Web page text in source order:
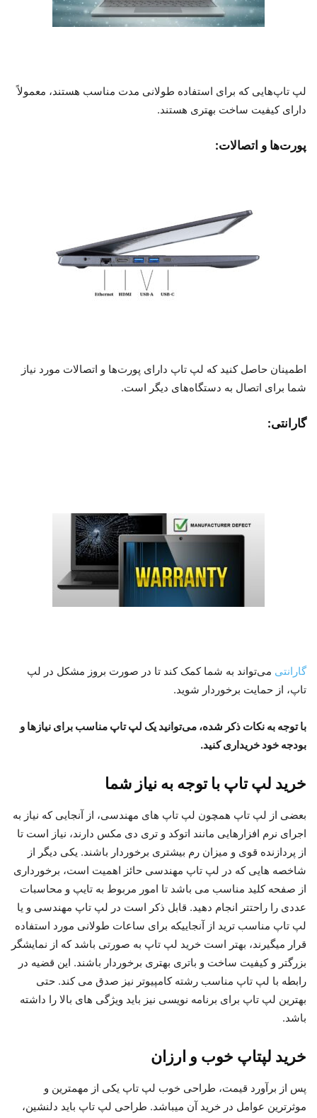
لپ تاپ‌هایی که برای استفاده طولانی مدت مناسب هستند، معمولاً
دارای کیفیت ساخت بهتری هستند.
پورت‌ها و اتصالات:
اطمینان حاصل کنید که لپ تاپ دارای پورت‌ها و اتصالات مورد نیاز
شما برای اتصال به دستگاه‌های دیگر است.
گارانتی:
گارانتی می‌تواند به شما کمک کند تا در صورت بروز مشکل در لپ
تاپ، از حمایت برخوردار شوید.
با توجه به نکات ذکر شده، می‌توانید یک لپ تاپ مناسب برای نیازها و
بودجه خود خریداری کنید.
خرید لپ تاپ با توجه به نیاز شما
بعضی از لپ تاپ­ همچون لپ تاپ های مهندسی، از آنجایی که نیاز به
اجرای نرم ­افزارهایی مانند اتوکد و تری دی مکس دارند، نیاز است تا
از پردازنده قوی و میزان رم بیشتری برخوردار باشند. یکی دیگر از
شاخصه هایی که در لپ تاپ­ مهندسی حائز اهمیت است، برخورداری
از صفحه کلید مناسب می­ باشد تا امور مربوط به تایپ و محاسبات
عددی را راحت­تر انجام دهید. قابل ذکر است در لپ تاپ مهندسی و یا
لپ تاپ مناسب ترید از آنجایی­که برای ساعات طولانی مورد استفاده
قرار می­گیرند، بهتر است خرید لپ تاپ به صورتی باشد که از نمایشگر
بزرگتر و کیفیت ساخت و باتری بهتری برخوردار باشند. این قضیه در
رابطه با لپ تاپ مناسب رشته کامپیوتر نیز صدق می کند. حتی
بهترین لپ تاپ برای برنامه نویسی نیز باید ویژگی های بالا را داشته
باشد.
خرید لپتاپ خوب و ارزان
پس از برآورد قیمت، طراحی خوب لپ تاپ یکی از مهم­ترین و
موثرترین عوامل در خرید آن می­باشد. طراحی لپ تاپ باید دلنشین،